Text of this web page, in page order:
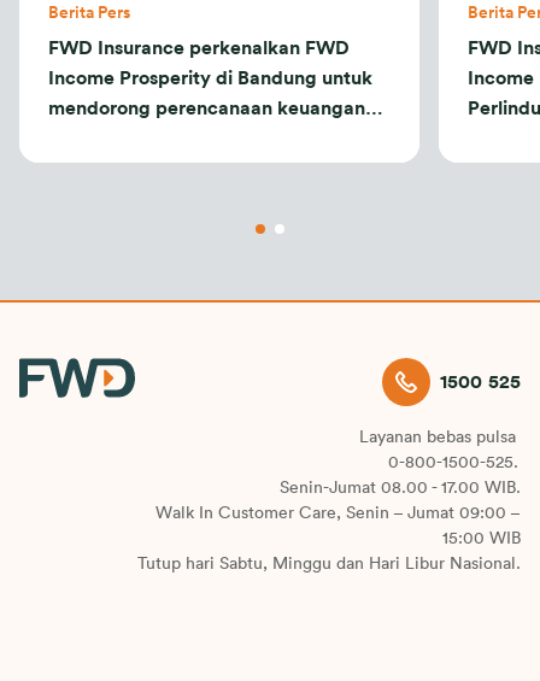
Berita Pers
FWD Insurance perkenalkan FWD
Income Prosperity di Bandung untuk
mendorong perencanaan keuangan
Berita
FWD
1500 525
Layanan bebas pulsa
0-800-1500-525.
Senin-Jumat 08.00 - 17.00 WIB.
Walk In Customer Care, Senin – Jumat 09:00 –
15:00 WIB
Tutup hari Sabtu, Minggu dan Hari Libur Nasional.